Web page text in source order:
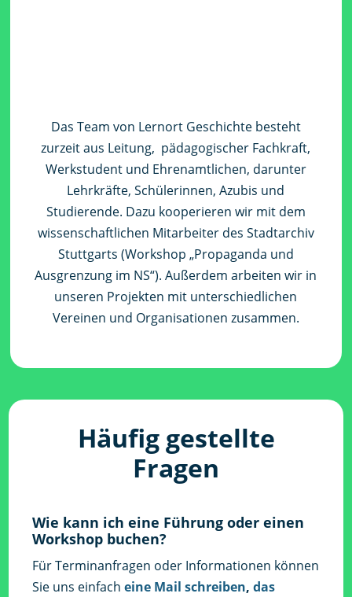
Das Team von Lernort Geschichte besteht
zurzeit aus Leitung, pädagogischer Fachkraft,
Werkstudent und Ehrenamtlichen, darunter
Lehrkräfte, Schülerinnen, Azubis und
Studierende. Dazu kooperieren wir mit dem
wissenschaftlichen Mitarbeiter des Stadtarchiv
Stuttgarts (Workshop „Propaganda und
Ausgrenzung im NS“). Außerdem arbeiten wir in
unseren Projekten mit unterschiedlichen
Vereinen und Organisationen zusammen.
Häufig gestellte
Fragen
Wie kann ich eine Führung oder einen
Workshop buchen?
Für Terminanfragen oder Informationen können
Sie uns einfacheine Mail schreiben,das